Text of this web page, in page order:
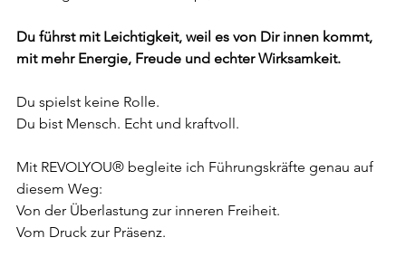
Du führst mit Leichtigkeit, weil es von Dir innen kommt,
mit mehr Energie, Freude und echter Wirksamkeit.
Du spielst keine Rolle.
Du bist Mensch. Echt und kraftvoll.
Mit REVOLYOU® begleite ich Führungskräfte genau auf
diesem Weg:
Von der Überlastung zur inneren Freiheit.
Vom Druck zur Präsenz.